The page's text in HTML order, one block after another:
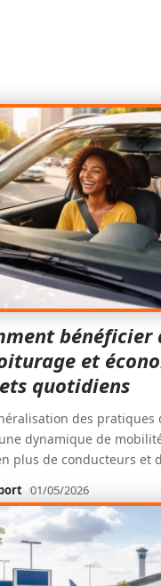
bénéficier
et
quotidiens
des
dynamique de
plus de conducteurs et
01/05/2026